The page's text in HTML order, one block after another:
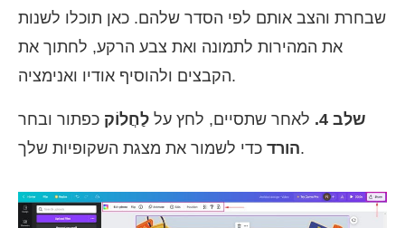
שבחרת והצב אותם לפי הסדר שלהם. כאן תוכלו לשנות
את המהירות לתמונה ואת צבע הרקע, לחתוך את
הקבצים ולהוסיף אודיו ואנימציה.
שלב 4. לאחר שתסיים, לחץ על לַחֲלוֹק כפתור ובחר
הורדכדי לשמור את מצגת השקופיות שלך.